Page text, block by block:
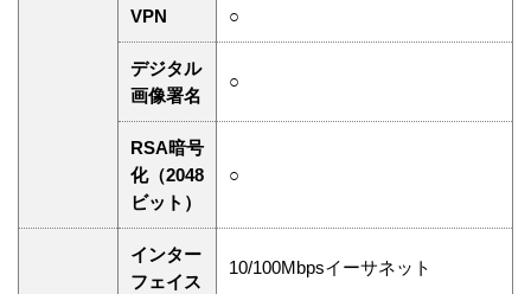
VPN ○
デジタル
画像署名
○
RSA暗号
化（2048
ビット）
○
インター
フェイス
10/100Mbpsイーサネット